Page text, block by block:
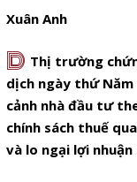
Xuân Anh
D Thị trường
dịch ngày thứ
cảnh nhà đầu tư
chính sách thuế
và lo ngại lợi